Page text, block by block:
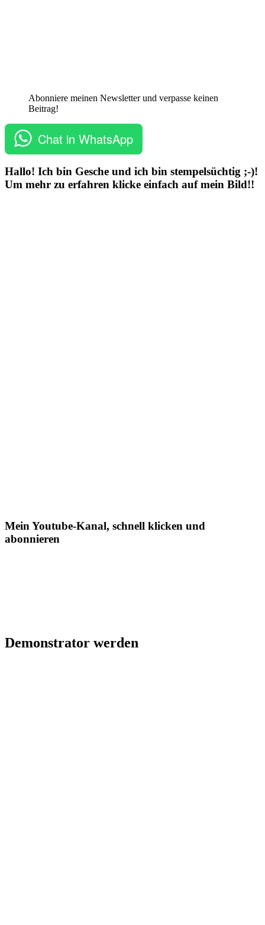
Abonniere meinen Newsletter und verpasse keinen
Beitrag!
Chat in WhatsApp
Hallo! Ich bin Gesche und ich bin stempelsüchtig ;-)!
Um mehr zu erfahren klicke einfach auf mein Bild!!
Mein Youtube-Kanal, schnell klicken und
abonnieren
Demonstrator werden